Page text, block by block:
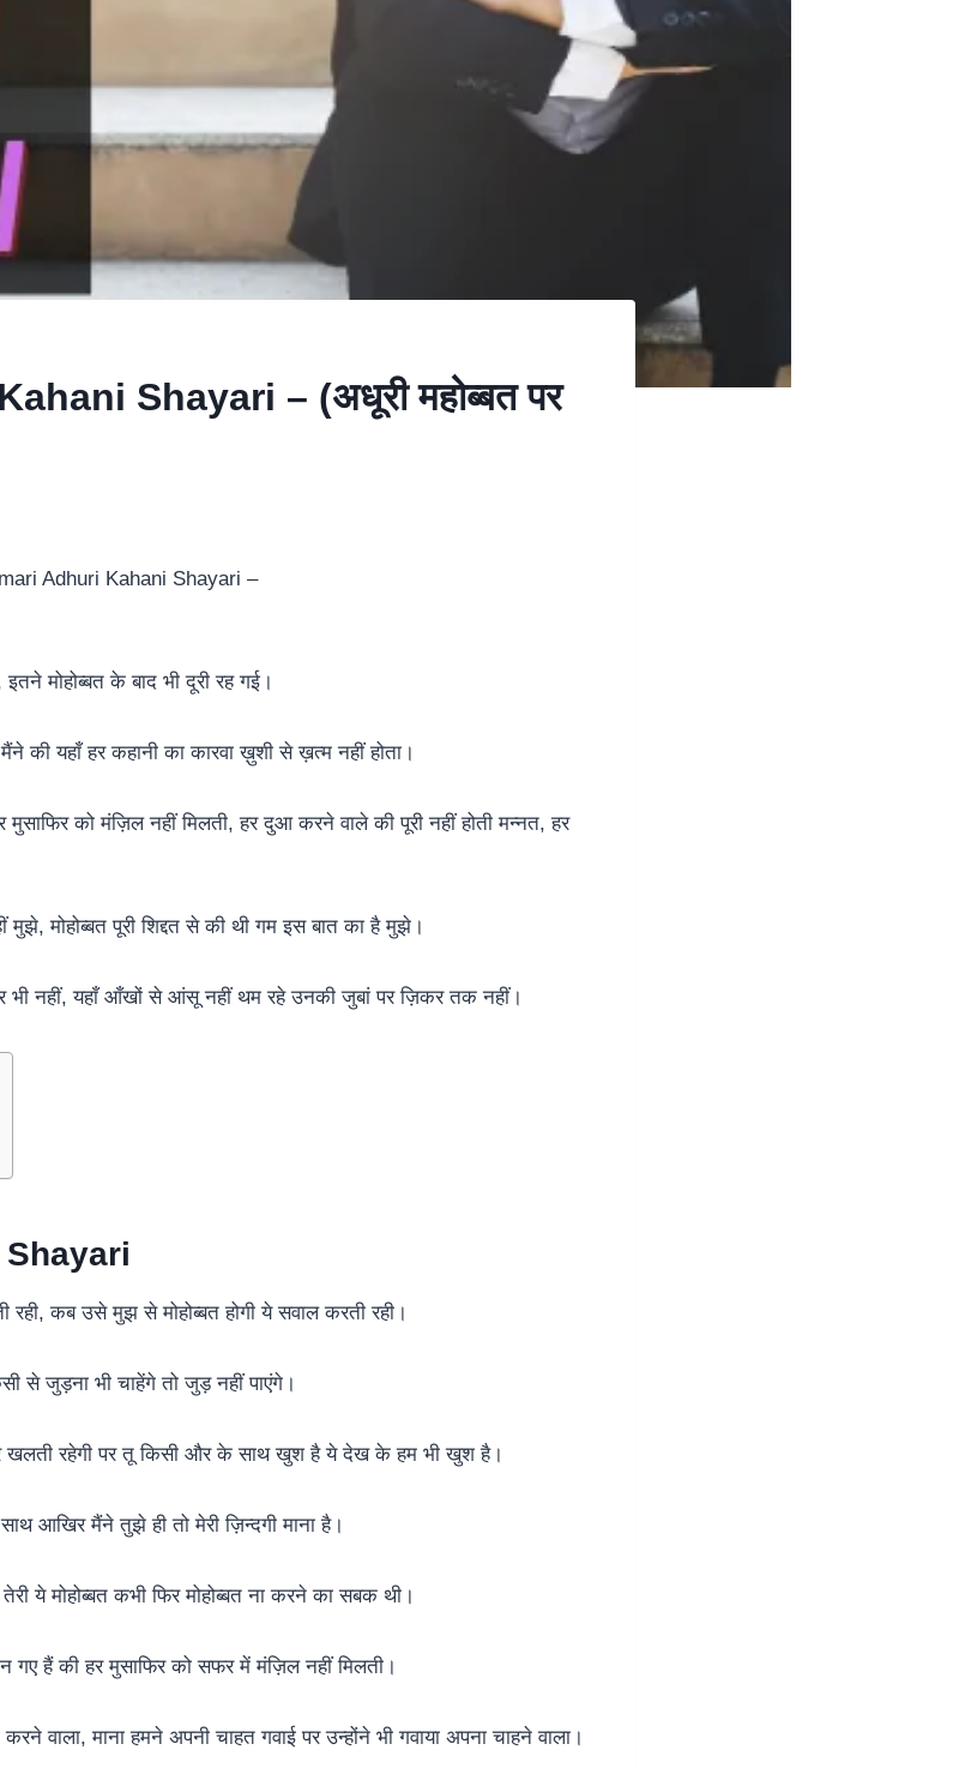
Shayari – (अधूरी महोब्बत पर
मोहोब्बत के बाद भी दूरी रह गई।
की यहाँ हर कहानी का कारवा ख़ुशी से ख़त्म नहीं होता।
मुसाफिर को मंज़िल नहीं मिलती, हर दुआ करने वाले की पूरी नहीं होती मन्नत, हर
मुझे, मोहोब्बत पूरी शिद्दत से की थी गम इस बात का है मुझे।
भी नहीं, यहाँ आँखों से आंसू नहीं थम रहे उनकी जुबां पर ज़िकर तक नहीं।
कब उसे मुझ से मोहोब्बत होगी ये सवाल करती रही।
से जुड़ना भी चाहेंगे तो जुड़ नहीं पाएंगे।
खलती रहेगी पर तू किसी और के साथ खुश है ये देख के हम भी खुश है।
आखिर मैंने तुझे ही तो मेरी ज़िन्दगी माना है।
ये मोहोब्बत कभी फिर मोहोब्बत ना करने का सबक थी।
हैं की हर मुसाफिर को सफर में मंज़िल नहीं मिलती।
करने वाला, माना हमने अपनी चाहत गवाई पर उन्होंने भी गवाया अपना चाहने वाला।